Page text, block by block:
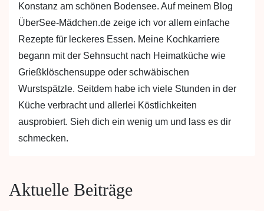
Konstanz am schönen Bodensee. Auf meinem Blog
ÜberSee-Mädchen.de zeige ich vor allem einfache
Rezepte für leckeres Essen. Meine Kochkarriere
begann mit der Sehnsucht nach Heimatküche wie
Grießklöschensuppe oder schwäbischen
Wurstspätzle. Seitdem habe ich viele Stunden in der
Küche verbracht und allerlei Köstlichkeiten
ausprobiert. Sieh dich ein wenig um und lass es dir
schmecken.
Aktuelle Beiträge